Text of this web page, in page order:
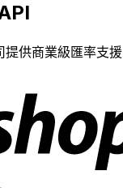
供商業級匯率支援